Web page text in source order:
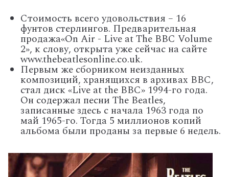
Стоимость всего удовольствия – 16
фунтов стерлингов. Предварительная
продажа«On Air - Live at The BBC Volume
2», к слову, открыта уже сейчас на сайте
www.thebeatlesonline.co.uk.
Первым же сборником неизданных
композиций, хранящихся в архивах BBC,
стал диск «Live at the BBC» 1994-го года.
Он содержал песни The Beatles,
записанные здесь с начала 1963 года по
май 1965-го. Тогда 5 миллионов копий
альбома были проданы за первые 6 недель.